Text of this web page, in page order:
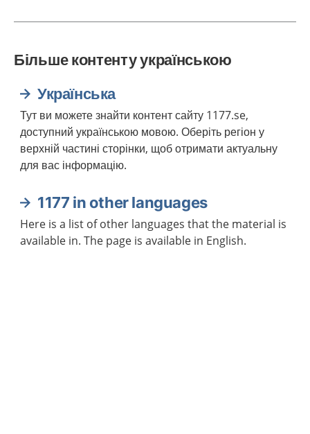
Більше контенту українською
Українська
Тут ви можете знайти контент сайту 1177.se,
доступний українською мовою. Оберіть регіон у
верхній частині сторінки, щоб отримати актуальну
для вас інформацію.
1177 in other languages
Here is a list of other languages that the material is
available in. The page is available in English.